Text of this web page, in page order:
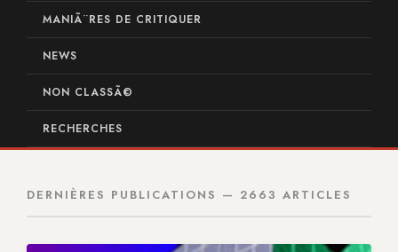
MANIÃ¨RES DE CRITIQUER
NEWS
NON CLASSÃ©
RECHERCHES
DERNIÈRES PUBLICATIONS — 2663 ARTICLES